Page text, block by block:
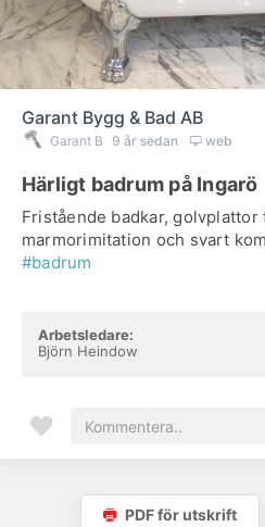
Garant Bygg & Bad AB
Garant B 9 år sedan web
Härligt badrum på Ingarö
Fristående badkar, golvplattor
marmorimitation och svart
#badrum
Arbetsledare:
Björn Heindow
PDF för utskrift